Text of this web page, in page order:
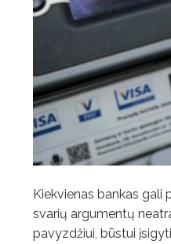
Kiekvienas bankas gali
svarių argumentų
pavyzdžiui, būstui